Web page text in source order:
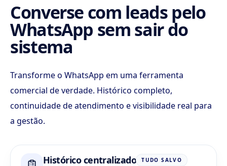
Converse com leads pelo
WhatsApp sem sair do
sistema
Transforme o WhatsApp em uma ferramenta
comercial de verdade. Histórico completo,
continuidade de atendimento e visibilidade real para
a gestão.
Histórico centralizado TUDO SALVO